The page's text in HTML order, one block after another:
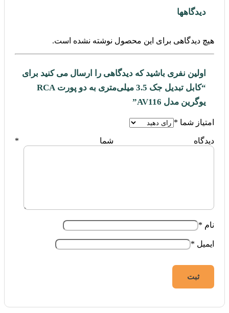
دیدگاهها
هیچ دیدگاهی برای این محصول نوشته نشده است.
اولین نفری باشید که دیدگاهی را ارسال می کنید برای
“کابل تبدیل جک 3.5 میلی‌متری به دو پورت RCA
یوگرین مدل AV116”
امتیاز شما *
دیدگاه شما *
نام *
ایمیل *